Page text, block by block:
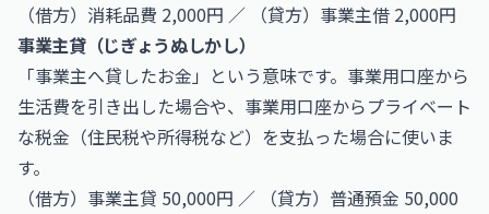
（借方）消耗品費 2,000円 ／ （貸方）事業主借 2,000円
事業主貸（じぎょうぬしかし）
「事業主へ貸したお金」という意味です。事業用口座から
生活費を引き出した場合や、事業用口座からプライベート
な税金（住民税や所得税など）を支払った場合に使いま
す。
（借方）事業主貸 50,000円 ／ （貸方）普通預金 50,000